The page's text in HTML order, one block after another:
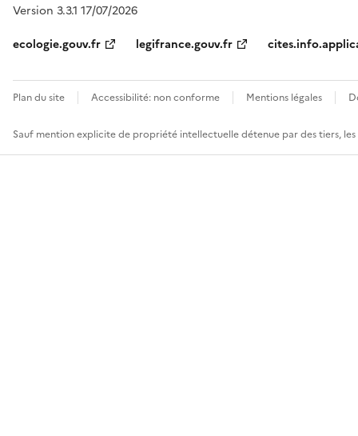
Version 3.3.1 17/07/2026
ecologie.gouv.fr
legifrance.gouv.fr
Plan du site Accessibilité: non conforme Mentions légales
Sauf mention explicite de propriété intellectuelle détenue par des tiers,